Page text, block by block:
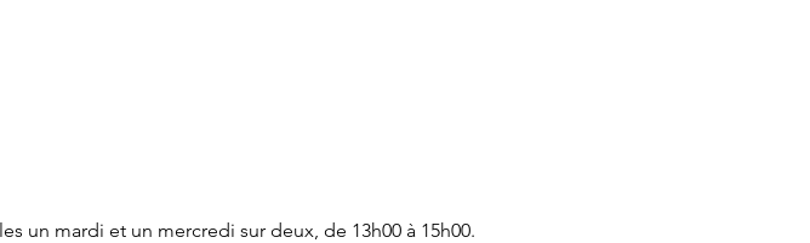
un mardi et un mercredi sur deux, de 13h00 à 15h00.